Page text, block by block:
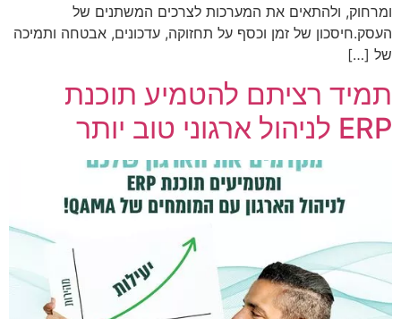
ומרחוק, ולהתאים את המערכות לצרכים המשתנים של
העסק.חיסכון של זמן וכסף על תחזוקה, עדכונים, אבטחה ותמיכה
של […]
תמיד רציתם להטמיע תוכנת
ERP לניהול ארגוני טוב יותר